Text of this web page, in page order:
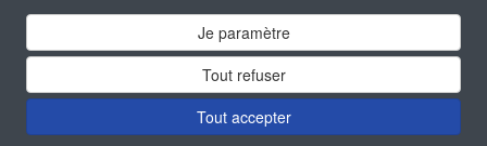
Je paramètre
Tout refuser
Tout accepter